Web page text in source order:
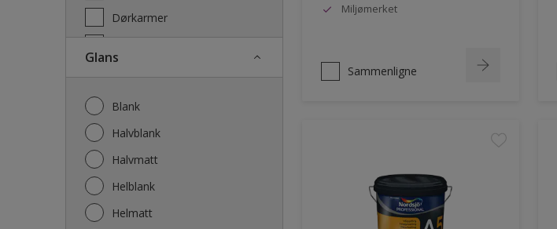
Dørkarmer
Glans
Blank
Halvblank
Halvmatt
Helblank
Helmatt
Miljømerket
Sammenligne